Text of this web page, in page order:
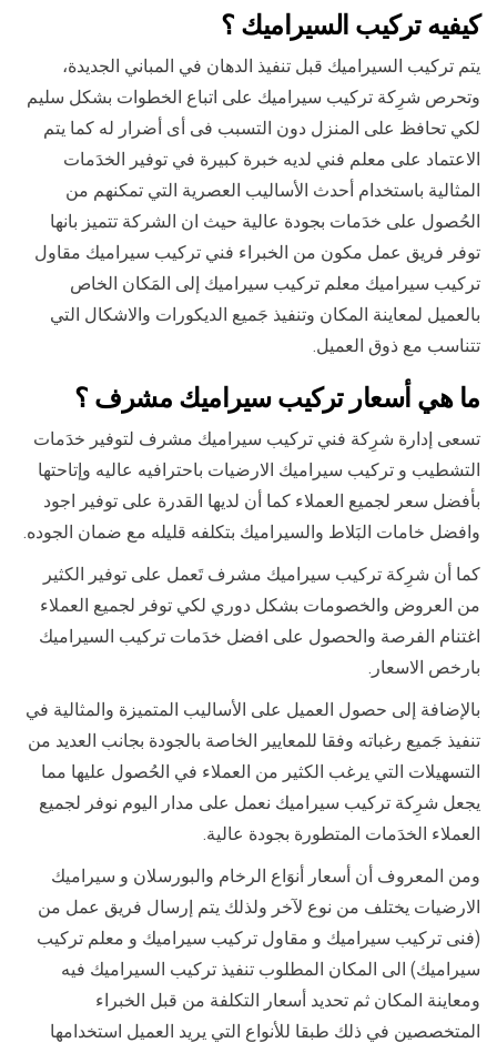
كيفيه تركيب السيراميك ؟
يتم تركيب السيراميك قبل تنفيذ الدهان في المباني الجديدة،
وتحرص شرِكة تركيب سيراميك على اتباع الخطوات بشكل سليم
لكي تحافظ على المنزل دون التسبب فى أى أضرار له كما يتم
الاعتماد على معلم فني لديه خبرة كبيرة في توفير الخدَمات
المثالية باستخدام أحدث الأساليب العصرية التي تمكنهم من
الحُصول على خدَمات بجودة عالية حيث ان الشركة تتميز بانها
توفر فريق عمل مكون من الخبراء فني تركيب سيراميك مقاول
تركيب سيراميك معلم تركيب سيراميك إلى المَكان الخاص
بالعميل لمعاينة المكان وتنفيذ جَميع الديكورات والاشكال التي
تتناسب مع ذوق العميل.
ما هي أسعار تركيب سيراميك مشرف ؟
تسعى إدارة شرِكة فني تركيب سيراميك مشرف لتوفير خدَمات
التشطيب و تركيب سيراميك الارضيات باحترافيه عاليه وإتاحتها
بأفضل سعر لجميع العملاء كما أن لديها القدرة على توفير اجود
وافضل خامات البَلاط والسيراميك بتكلفه قليله مع ضمان الجوده.
كما أن شرِكة تركيب سيراميك مشرف تَعمل على توفير الكثير
من العروض والخصومات بشكل دوري لكي توفر لجميع العملاء
اغتنام الفرصة والحصول على افضل خدَمات تركيب السيراميك
بارخص الاسعار.
بالإضافة إلى حصول العميل على الأساليب المتميزة والمثالية في
تنفيذ جَميع رغباته وفقا للمعايير الخاصة بالجودة بجانب العديد من
التسهيلات التي يرغب الكثير من العملاء في الحُصول عليها مما
يجعل شرِكة تركيب سيراميك نعمل على مدار اليوم نوفر لجميع
العملاء الخدَمات المتطورة بجودة عالية.
ومن المعروف أن أسعار أنوَاع الرخام والبورسلان و سيراميك
الارضيات يختلف من نوع لآخر ولذلك يتم إرسال فريق عمل من
(فنى تركيب سيراميك و مقاول تركيب سيراميك و معلم تركيب
سيراميك) الى المكان المطلوب تنفيذ تركيب السيراميك فيه
ومعاينة المكان ثم تحديد أسعار التكلفة من قبل الخبراء
المتخصصين في ذلك طبقا للأنواع التي يريد العميل استخدامها